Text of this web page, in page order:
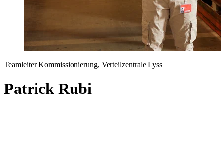
Teamleiter Kommissionierung, Verteilzentrale Lyss
Patrick Rubi